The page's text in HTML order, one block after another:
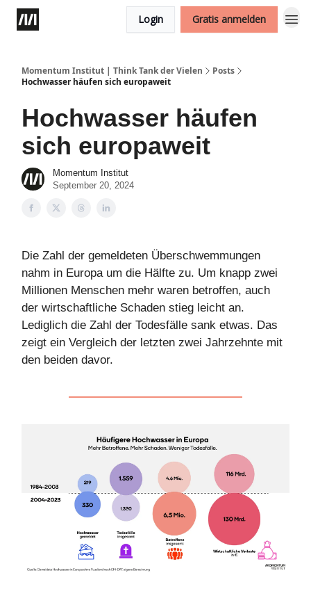
Login Gratis anmelden
Momentum Institut | Think Tank der Vielen
Posts
Hochwasser häufen sich europaweit
Hochwasser häufen
sich europaweit
Momentum Institut
September 20, 2024
Die Zahl der gemeldeten Überschwemmungen
nahm in Europa um die Hälfte zu. Um knapp zwei
Millionen Menschen mehr waren betroffen, auch
der wirtschaftliche Schaden stieg leicht an.
Lediglich die Zahl der Todesfälle sank etwas. Das
zeigt ein Vergleich der letzten zwei Jahrzehnte mit
den beiden davor.